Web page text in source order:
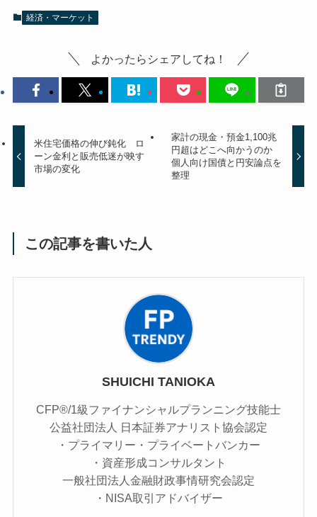
経済・マーケット
よかったらシェアしてね！
米住宅価格の伸び鈍化 ロ
ーン金利と販売低迷が映す
市場の変化
家計の現金・預金1,100兆
円超はどこへ向かうのか
個人向け国債と円安論点を
整理
この記事を書いた人
SHUICHI TANIOKA
CFP®/1級ファイナンシャルプランニング技能士
公益社団法人 日本証券アナリスト協会認定
・プライマリー・プライベートバンカー
・資産形成コンサルタント
一般社団法人金融財政事情研究会認定
・NISA取引アドバイザー